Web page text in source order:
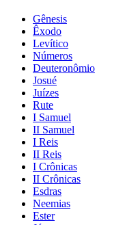
Gênesis
Êxodo
Levítico
Números
Deuteronômio
Josué
Juízes
Rute
I Samuel
II Samuel
I Reis
II Reis
I Crônicas
II Crônicas
Esdras
Neemias
Ester